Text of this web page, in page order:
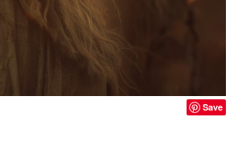
Save